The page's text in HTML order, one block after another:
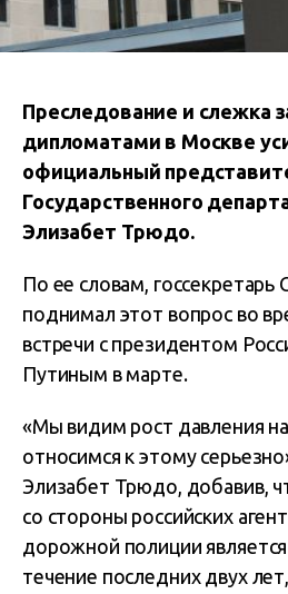
Преследование и слежка
дипломатами в Москве
официальный
Государственного
Элизабет Трюдо.
По ее словам,
поднимал этот вопрос во
встречи с президентом
Путиным в марте.
«Мы видим рост давления
относимся к этому
Элизабет Трюдо, добавив,
со стороны российских
дорожной полиции
течение последних двух